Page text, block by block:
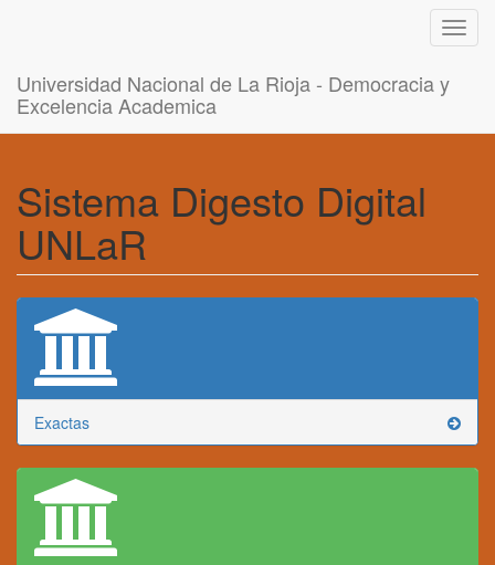
Universidad Nacional de La Rioja - Democracia y
Excelencia Academica
Sistema Digesto Digital
UNLaR
Exactas